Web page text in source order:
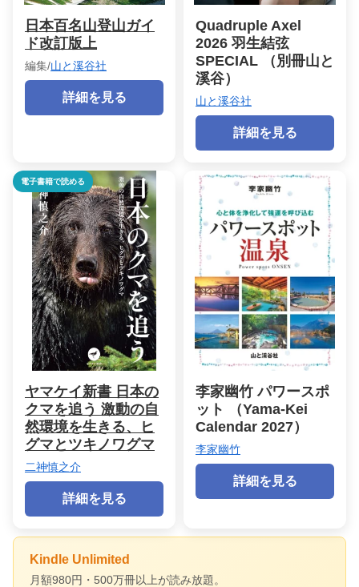
日本百名山登山ガイ
ド改訂版上
編集/山と溪谷社
詳細を見る
Quadruple Axel
2026 羽生結弦
SPECIAL （別冊山と
溪谷）
山と溪谷社
詳細を見る
電子書籍で読める
ヤマケイ新書 日本の
クマを追う 激動の自
然環境を生きる、ヒ
グマとツキノワグマ
二神慎之介
詳細を見る
李家幽竹 パワースポ
ット （Yama-Kei
Calendar 2027）
李家幽竹
詳細を見る
Kindle Unlimited
月額980円・500万冊以上が読み放題。